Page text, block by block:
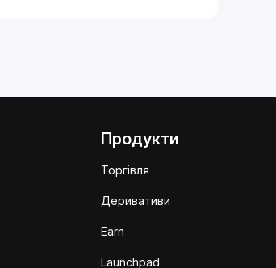
Продукти
Торгівля
Деривативи
Earn
Launchpad